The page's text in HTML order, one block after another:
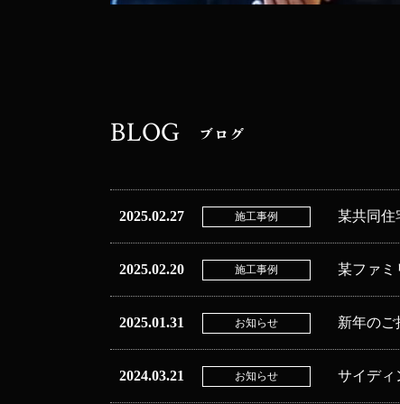
BLOG ブログ
2025.02.27 施工事例 某共同
2025.02.20 施工事例 某ファミ
2025.01.31 お知らせ 新年のご
2024.03.21 お知らせ サイディ